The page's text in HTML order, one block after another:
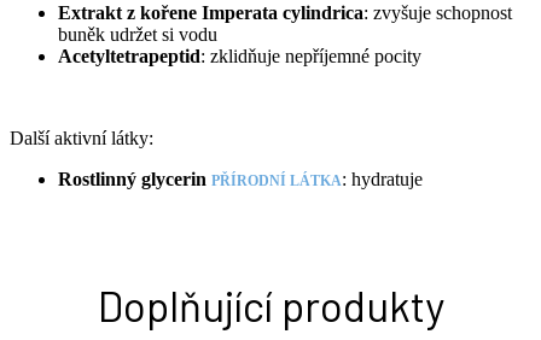
Extrakt z kořene Imperata cylindrica: zvyšuje schopnost
buněk udržet si vodu
Acetyltetrapeptid: zklidňuje nepříjemné pocity
Další aktivní látky:
Rostlinný glycerin PŘÍRODNÍ LÁTKA: hydratuje
Doplňující produkty